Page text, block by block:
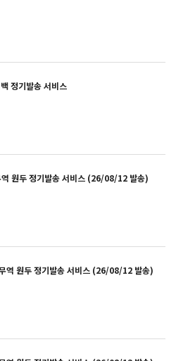
정기발송 서비스
원두 정기발송 서비스 (26/08/12 발송)
역 원두 정기발송 서비스 (26/08/12 발송)